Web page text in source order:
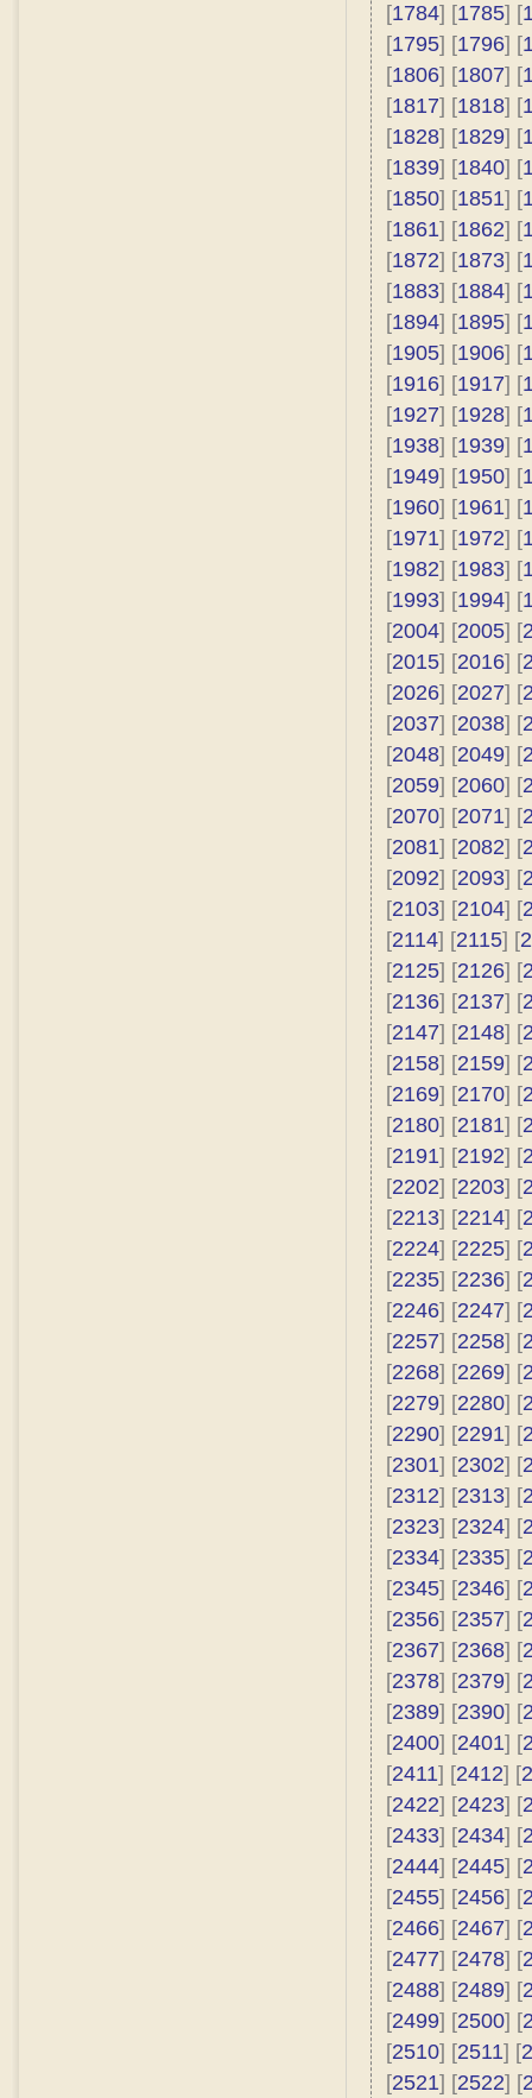
[1784] [1785] [
[1795] [1796] [
[1806] [1807] [
[1817] [1818] [
[1828] [1829] [
[1839] [1840] [
[1850] [1851] [
[1861] [1862] [
[1872] [1873] [
[1883] [1884] [
[1894] [1895] [
[1905] [1906] [
[1916] [1917] [
[1927] [1928] [
[1938] [1939] [
[1949] [1950] [
[1960] [1961] [
[1971] [1972] [
[1982] [1983] [
[1993] [1994] [
[2004] [2005] [
[2015] [2016] [
[2026] [2027] [
[2037] [2038] [
[2048] [2049] [
[2059] [2060] [
[2070] [2071] [
[2081] [2082] [
[2092] [2093] [
[2103] [2104] [
[2114] [2115] [
[2125] [2126] [
[2136] [2137] [
[2147] [2148] [
[2158] [2159] [
[2169] [2170] [
[2180] [2181] [
[2191] [2192] [
[2202] [2203] [
[2213] [2214] [
[2224] [2225] [
[2235] [2236] [
[2246] [2247] [
[2257] [2258] [
[2268] [2269] [
[2279] [2280] [
[2290] [2291] [
[2301] [2302] [
[2312] [2313] [
[2323] [2324] [
[2334] [2335] [
[2345] [2346] [
[2356] [2357] [
[2367] [2368] [
[2378] [2379] [
[2389] [2390] [
[2400] [2401] [
[2411] [2412] [
[2422] [2423] [
[2433] [2434] [
[2444] [2445] [
[2455] [2456] [
[2466] [2467] [
[2477] [2478] [
[2488] [2489] [
[2499] [2500] [
[2510] [2511] [
[2521] [2522] [